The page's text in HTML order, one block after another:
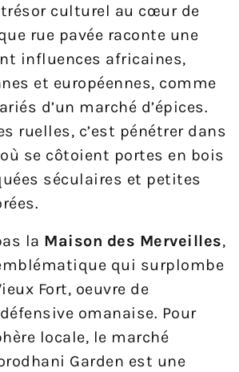
trésor culturel au cœur de
rue pavée raconte une
influences africaines,
et européennes, comme
d’un marché d’épices.
ruelles, c’est pénétrer dans
se côtoient portes en bois
séculaires et petites
la Maison des Merveilles,
qui surplombe
Fort, oeuvre de
omanaise. Pour
locale, le marché
Garden est une